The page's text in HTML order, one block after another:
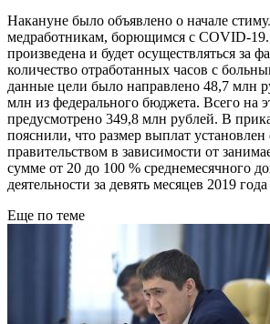
Накануне было объявлено о начале
медработникам, борющимся с COVID-
произведена и будет осуществляться за
количество отработанных часов с
данные цели было направлено 48,7 млн
млн из федерального бюджета. Всего на
предусмотрено 349,8 млн рублей. В
пояснили, что размер выплат
правительством в зависимости от
сумме от 20 до 100 % среднемесячного
деятельности за девять месяцев 2019
Еще по теме